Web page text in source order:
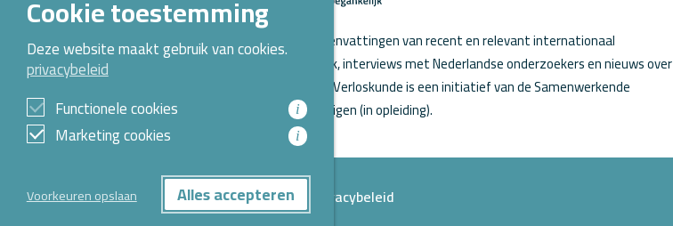
Op Kennispoort Verloskunde vind je samenvattingen van recent en relevant internationaal
verloskundig wetenschappelijk onderzoek, interviews met Nederlandse onderzoekers en nieuws over
o.a. aanstaande promoties. Kennispoort Verloskunde is een initiatief van de Samenwerkende
Opleidingen Verloskunde voor verloskundigen (in opleiding).
© 2026 Alle rechten voorbehouden Privacybeleid
Cookie toestemming
Deze website maakt gebruik van cookies.
privacybeleid
Functionele cookies
i
Marketing cookies i
Voorkeuren opslaan Alles accepteren